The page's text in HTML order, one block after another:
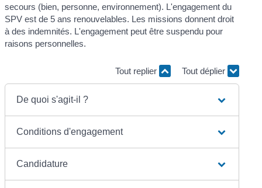
secours (bien, personne, environnement). L'engagement du
SPV est de 5 ans renouvelables. Les missions donnent droit
à des indemnités. L'engagement peut être suspendu pour
raisons personnelles.
Tout replier Tout déplier
De quoi s'agit-il ?
Conditions d'engagement
Candidature